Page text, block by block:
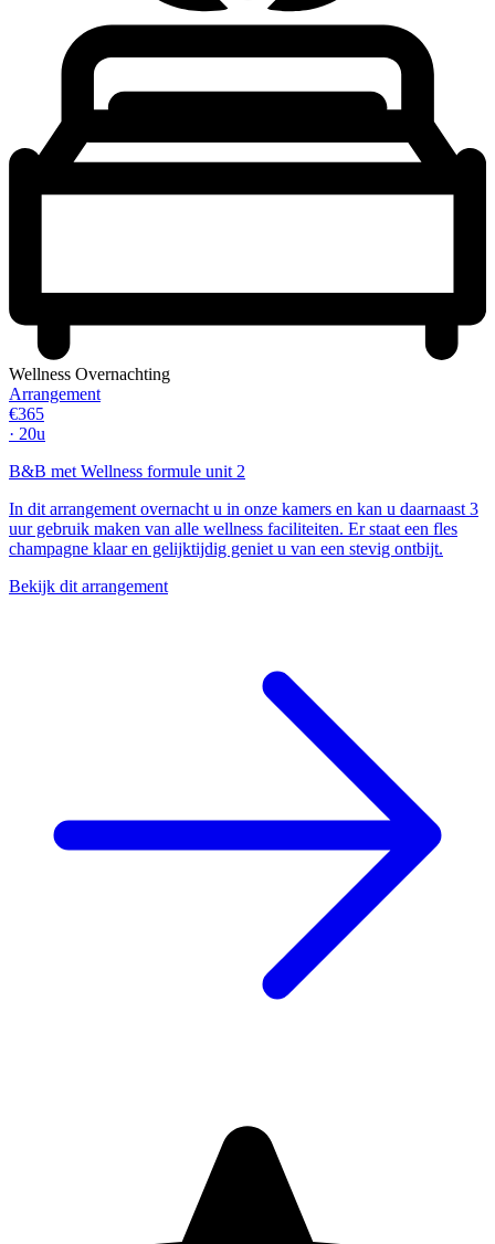
Wellness Overnachting
Arrangement
€365
· 20u
B&B met Wellness formule unit 2
In dit arrangement overnacht u in onze kamers en kan u daarnaast 3
uur gebruik maken van alle wellness faciliteiten. Er staat een fles
champagne klaar en gelijktijdig geniet u van een stevig ontbijt.
Bekijk dit arrangement